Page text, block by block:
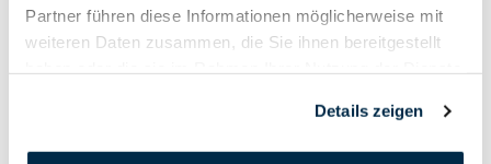
Partner führen diese Informationen möglicherweise mit
weiteren Daten zusammen, die Sie ihnen bereitgestellt
Details zeigen